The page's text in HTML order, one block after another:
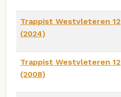
Trappist Westvleteren 12
(2024)
Trappist Westvleteren 12
(2008)